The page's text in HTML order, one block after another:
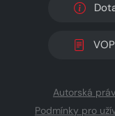
VOP
Autorská
Podmínky pro